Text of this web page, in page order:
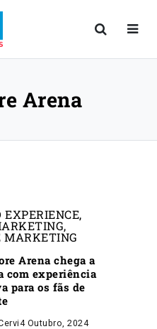
Arena
EXPERIENCE,
,
MARKETING
Arena chega a
com experiência
para os fãs de
4 Outubro, 2024